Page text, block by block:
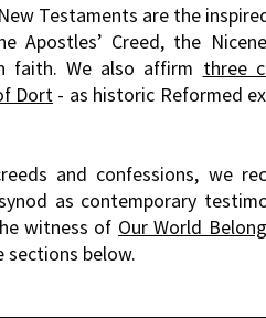
Testaments are the
Apostles’ Creed, the
faith. We also afﬁrm three
Dort - as historic Reformed
and confessions, we
as contemporary
witness of Our World
sections below.